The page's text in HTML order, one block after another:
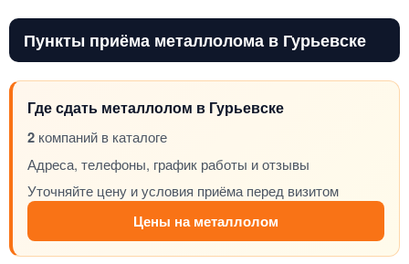
Пункты приёма металлолома в Гурьевске
Где сдать металлолом в Гурьевске
2 компаний в каталоге
Адреса, телефоны, график работы и отзывы
Уточняйте цену и условия приёма перед визитом
Цены на металлолом